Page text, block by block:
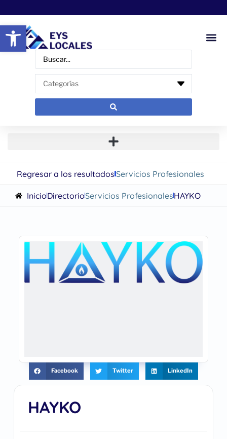
Abrir barra de herramientas
Regresar a los resultadosServicios Profesionales
InicioDirectorioServicios ProfesionalesHAYKO
HAYKO
Facebook Twitter LinkedIn